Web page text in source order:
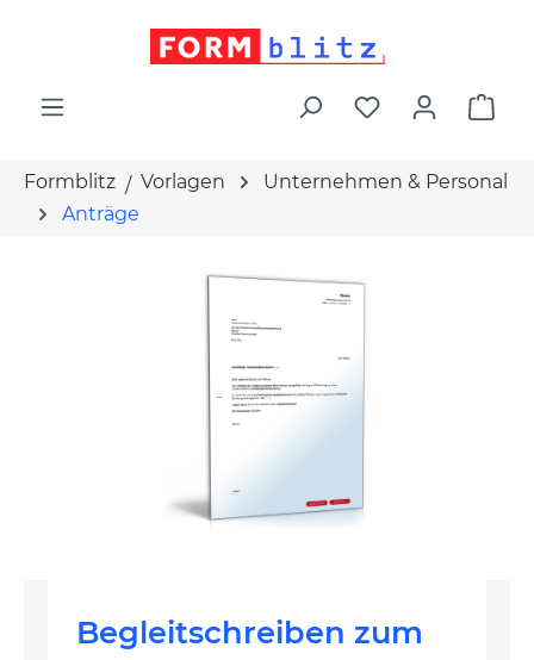
Formblitz Vorlagen
Unternehmen & Personal
Anträge
Begleitschreiben zum